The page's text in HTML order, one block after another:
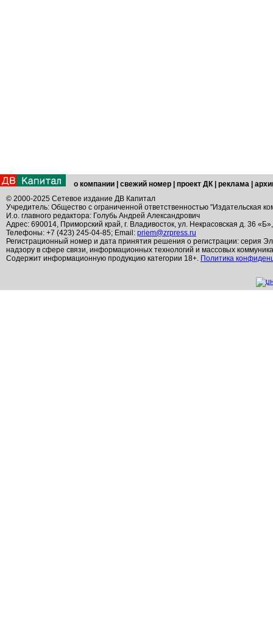
о компании свежий номер проект ДК реклама
© 2000-2025 Сетевое издание ДВ Капитал
Учредитель: Общество с ограниченной ответственностью "Издательская
И.о. главного редактора: Голубь Андрей Александрович
Адрес: 690014, Приморский край, г. Владивосток, ул. Некрасовская д. 36
Телефоны: +7 (423) 245-04-85; Email: priem@zrpress.ru
Регистрационный номер и дата принятия решения о регистрации: серия
надзору в сфере связи, информационных технологий и массовых
Содержит информационную продукцию категории 18+. Политика